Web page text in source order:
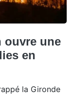
ouvre une
en
la Gironde